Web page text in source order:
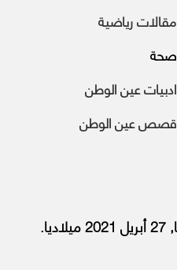
مقالات رياضية
صحة
ادبيات عين الوطن
قصص عين الوطن